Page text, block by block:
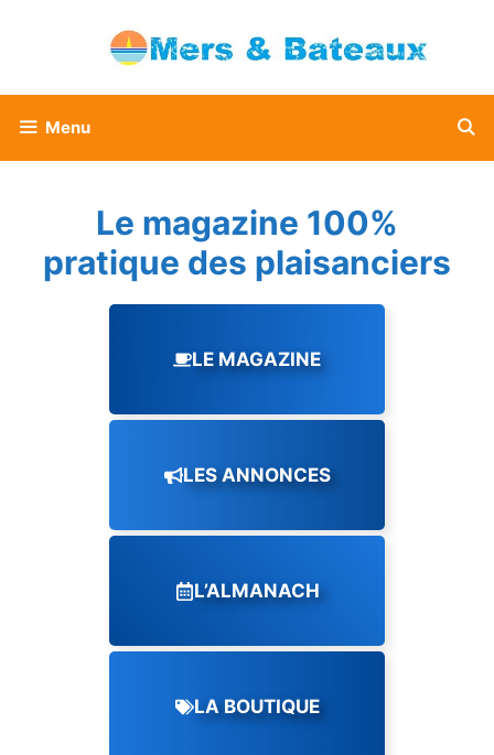
Menu
Le magazine 100%
pratique des plaisanciers
LE MAGAZINE
LES ANNONCES
L’ALMANACH
LA BOUTIQUE